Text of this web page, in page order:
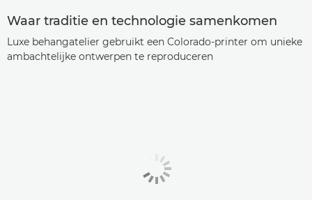
Waar traditie en technologie samenkomen
Luxe behangatelier gebruikt een Colorado-printer om unieke
ambachtelijke ontwerpen te reproduceren